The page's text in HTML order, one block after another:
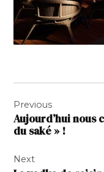
de
l’article
Previous
Aujourd’hui nous
du saké » !
Next